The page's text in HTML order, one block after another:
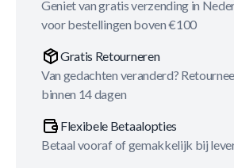
Geniet van gratis verzending in
voor bestellingen boven €100
Gratis Retourneren
Van gedachten veranderd?
binnen 14 dagen
Flexibele Betaalopties
Betaal vooraf of gemakkelijk bij